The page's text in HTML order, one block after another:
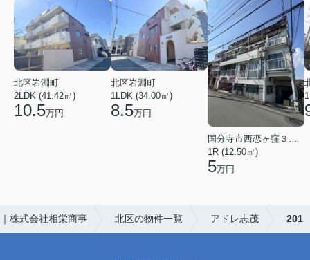
北区岩淵町
2LDK (41.42㎡)
10.5万円
北区岩淵町
1LDK (34.00㎡)
8.5万円
国分寺市西恋ヶ窪３丁目
1R (12.50㎡)
5万円
株式会社相栄商事 北区の物件一覧 アドレ志茂 201